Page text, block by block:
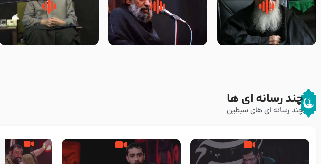
زوّار اربعین امام حسین (علیه
السلام) با این اشتیاق به زیارت
روضه جانسوز پاره های جگر امام
حسن مجتبی علیه السلام-حجت
لقب حضرت رقیه سلام الله علیها
به چه معناست – حجت الاسلام
چند رسانه ای ها
چند رسانه ای های سبطین